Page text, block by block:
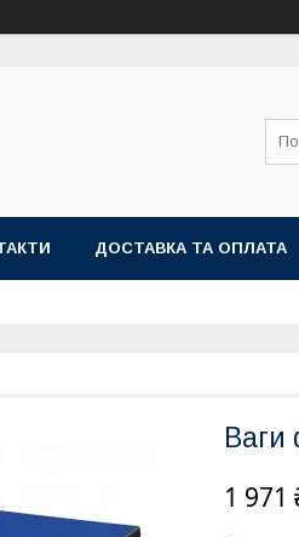
ДОСТАВКА ТА ОПЛАТА
Ваги
1 971